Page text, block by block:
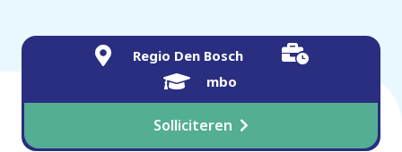
Regio Den Bosch
mbo
Solliciteren